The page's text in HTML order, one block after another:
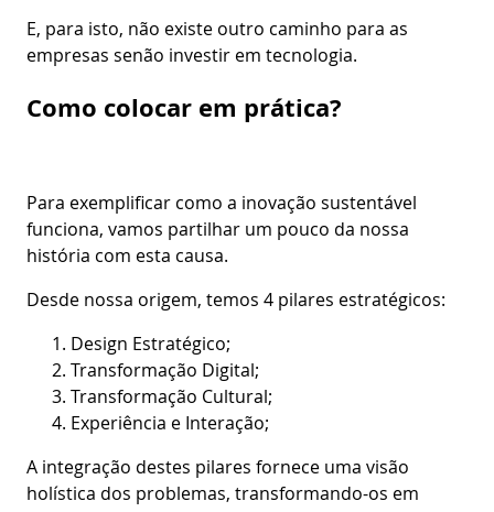
E, para isto, não existe outro caminho para as
empresas senão investir em tecnologia.
Como colocar em prática?
Para exemplificar como a inovação sustentável
funciona, vamos partilhar um pouco da nossa
história com esta causa.
Desde nossa origem, temos 4 pilares estratégicos:
Design Estratégico;
Transformação Digital;
Transformação Cultural;
Experiência e Interação;
A integração destes pilares fornece uma visão
holística dos problemas, transformando-os em